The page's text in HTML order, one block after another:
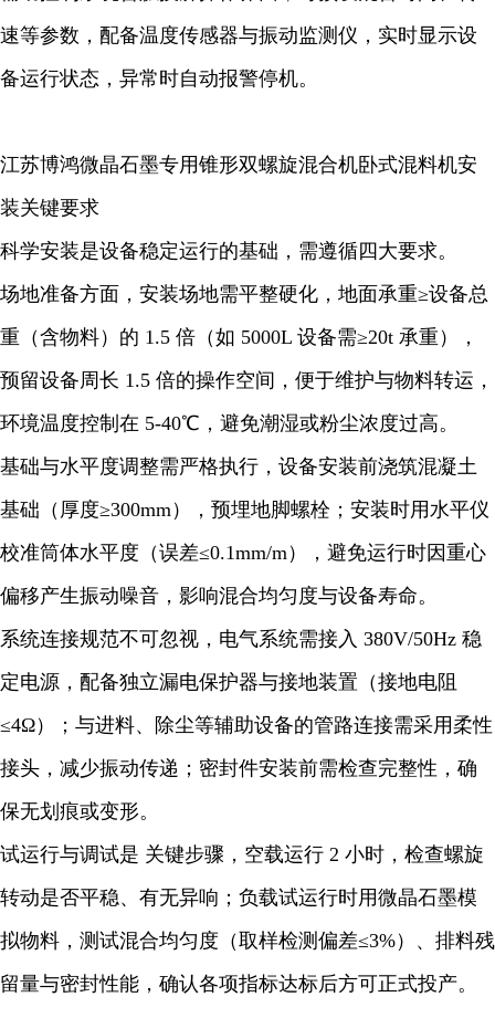
速等参数，配备温度传感器与振动监测仪，实时显示设
备运行状态，异常时自动报警停机。
江苏博鸿微晶石墨专用锥形双螺旋混合机卧式混料机安
装关键要求
科学安装是设备稳定运行的基础，需遵循四大要求。
场地准备方面，安装场地需平整硬化，地面承重≥设备总
重（含物料）的 1.5 倍（如 5000L 设备需≥20t 承重），
预留设备周长 1.5 倍的操作空间，便于维护与物料转运，
环境温度控制在 5-40℃，避免潮湿或粉尘浓度过高。
基础与水平度调整需严格执行，设备安装前浇筑混凝土
基础（厚度≥300mm），预埋地脚螺栓；安装时用水平仪
校准筒体水平度（误差≤0.1mm/m），避免运行时因重心
偏移产生振动噪音，影响混合均匀度与设备寿命。
系统连接规范不可忽视，电气系统需接入 380V/50Hz 稳
定电源，配备独立漏电保护器与接地装置（接地电阻
≤4Ω）；与进料、除尘等辅助设备的管路连接需采用柔性
接头，减少振动传递；密封件安装前需检查完整性，确
保无划痕或变形。
试运行与调试是 关键步骤，空载运行 2 小时，检查螺旋
转动是否平稳、有无异响；负载试运行时用微晶石墨模
拟物料，测试混合均匀度（取样检测偏差≤3%）、排料残
留量与密封性能，确认各项指标达标后方可正式投产。